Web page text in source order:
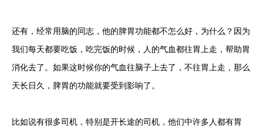
还有，经常用脑的同志，他的脾胃功能都不怎么好，为什么？因为
我们每天都要吃饭，吃完饭的时候，人的气血都往胃上走，帮助胃
消化去了。如果这时候你的气血往脑子上去了，不往胃上走，那么
天长日久，脾胃的功能就要受到影响了。
比如说有很多司机，特别是开长途的司机，他们中许多人都有胃